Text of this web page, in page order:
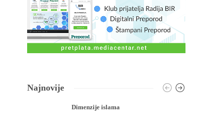
Najnovije
Dimenzije islama